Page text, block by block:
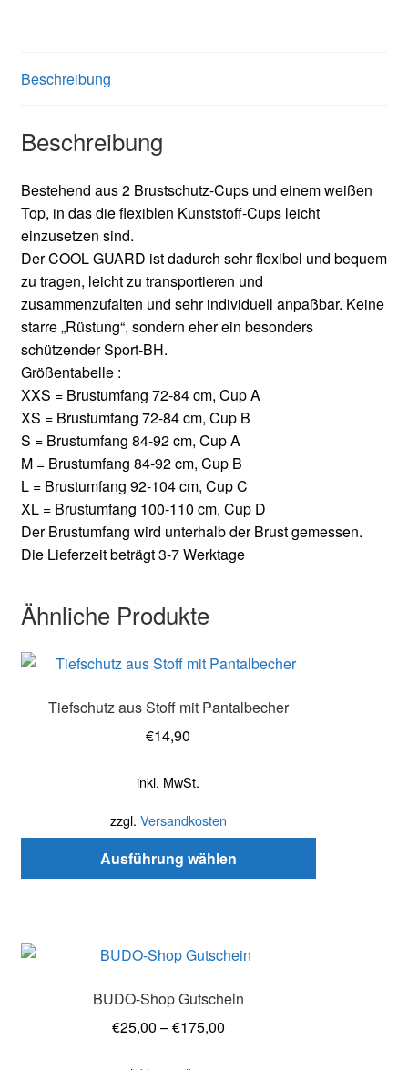
Beschreibung
Beschreibung
Bestehend aus 2 Brustschutz-Cups und einem weißen
Top, in das die flexiblen Kunststoff-Cups leicht
einzusetzen sind.
Der COOL GUARD ist dadurch sehr flexibel und bequem
zu tragen, leicht zu transportieren und
zusammenzufalten und sehr individuell anpaßbar. Keine
starre „Rüstung“, sondern eher ein besonders
schützender Sport-BH.
Größentabelle :
XXS = Brustumfang 72-84 cm, Cup A
XS = Brustumfang 72-84 cm, Cup B
S = Brustumfang 84-92 cm, Cup A
M = Brustumfang 84-92 cm, Cup B
L = Brustumfang 92-104 cm, Cup C
XL = Brustumfang 100-110 cm, Cup D
Der Brustumfang wird unterhalb der Brust gemessen.
Die Lieferzeit beträgt 3-7 Werktage
Ähnliche Produkte
Tiefschutz aus Stoff mit Pantalbecher
€14,90
inkl. MwSt.
zzgl. Versandkosten
Ausführung wählen
Dieses
weist
können
werden
BUDO-Shop Gutschein
€25,00 –€175,00
Dieses